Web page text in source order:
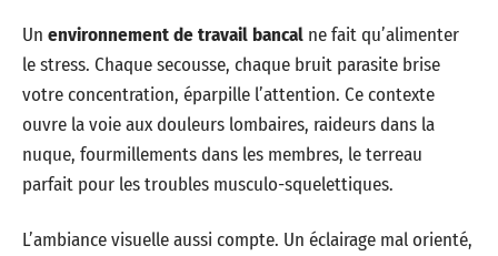
Un environnement de travail bancal ne fait qu’alimenter
le stress. Chaque secousse, chaque bruit parasite brise
votre concentration, éparpille l’attention. Ce contexte
ouvre la voie aux douleurs lombaires, raideurs dans la
nuque, fourmillements dans les membres, le terreau
parfait pour les troubles musculo-squelettiques.
L’ambiance visuelle aussi compte. Un éclairage mal orienté,